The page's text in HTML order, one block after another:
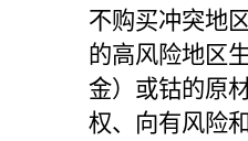
不购买冲突地
的高风险地区
金）或钴的原
权、向有风险